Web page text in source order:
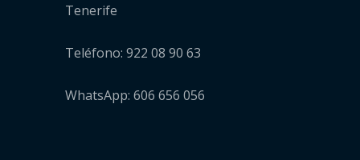
Tenerife
Teléfono: 922 08 90 63
WhatsApp: 606 656 056